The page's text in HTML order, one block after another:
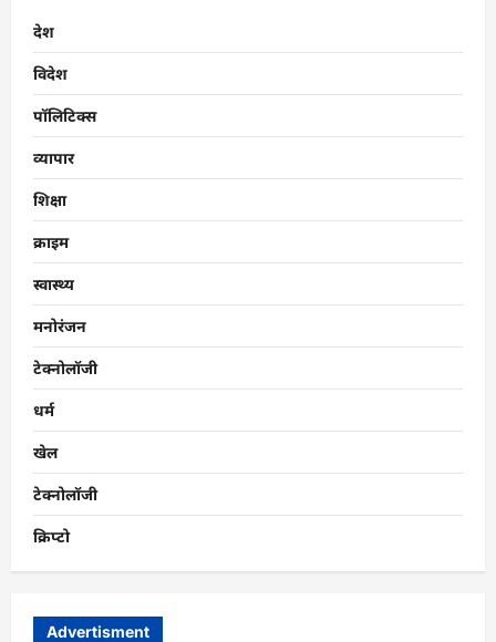
देश
विदेश
पॉलिटिक्स
व्यापार
शिक्षा
क्राइम
स्वास्थ्य
मनोरंजन
टेक्नोलॉजी
धर्म
खेल
टेक्नोलॉजी
क्रिप्टो
Advertisment